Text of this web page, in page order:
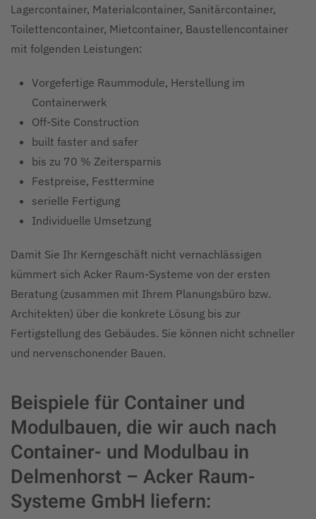
Lagercontainer, Materialcontainer, Sanitärcontainer,
Toilettencontainer, Mietcontainer, Baustellencontainer
mit folgenden Leistungen:
Vorgefertige Raummodule, Herstellung im
Containerwerk
Off-Site Construction
built faster and safer
bis zu 70 % Zeitersparnis
Festpreise, Festtermine
serielle Fertigung
Individuelle Umsetzung
Damit Sie Ihr Kerngeschäft nicht vernachlässigen
kümmert sich Acker Raum-Systeme von der ersten
Beratung (zusammen mit Ihrem Planungsbüro bzw.
Architekten) über die konkrete Lösung bis zur
Fertigstellung des Gebäudes. Sie können nicht schneller
und nervenschonender Bauen.
Beispiele für Container und
Modulbauen, die wir auch nach
Container- und Modulbau in
Delmenhorst – Acker Raum-
Systeme GmbH liefern: